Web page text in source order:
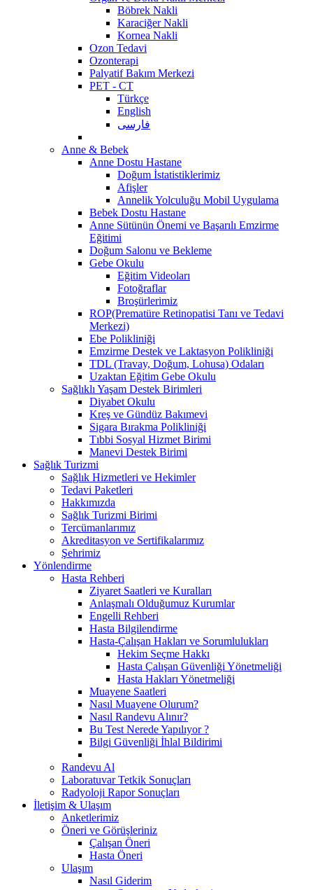
Böbrek Nakli
Karaciğer Nakli
Kornea Nakli
Ozon Tedavi
Ozonterapi
Palyatif Bakım Merkezi
PET - CT
Türkçe
English
فارسی
Anne & Bebek
Anne Dostu Hastane
Doğum İstatistiklerimiz
Afişler
Annelik Yolculuğu Mobil Uygulama
Bebek Dostu Hastane
Anne Sütünün Önemi ve Başarılı Emzirme
Eğitimi
Doğum Salonu ve Bekleme
Gebe Okulu
Eğitim Videoları
Fotoğraflar
Broşürlerimiz
ROP(Prematüre Retinopatisi Tanı ve Tedavi
Merkezi)
Ebe Polikliniği
Emzirme Destek ve Laktasyon Polikliniği
TDL (Travay, Doğum, Lohusa) Odaları
Uzaktan Eğitim Gebe Okulu
Sağlıklı Yaşam Destek Birimleri
Diyabet Okulu
Kreş ve Gündüz Bakımevi
Sigara Bırakma Polikliniği
Tıbbi Sosyal Hizmet Birimi
Manevi Destek Birimi
Sağlık Turizmi
Sağlık Hizmetleri ve Hekimler
Tedavi Paketleri
Hakkımızda
Sağlık Turizmi Birimi
Tercümanlarımız
Akreditasyon ve Sertifikalarımız
Şehrimiz
Yönlendirme
Hasta Rehberi
Ziyaret Saatleri ve Kuralları
Anlaşmalı Olduğumuz Kurumlar
Engelli Rehberi
Hasta Bilgilendirme
Hasta-Çalışan Hakları ve Sorumlulukları
Hekim Seçme Hakkı
Hasta Çalışan Güvenliği Yönetmeliği
Hasta Hakları Yönetmeliği
Muayene Saatleri
Nasıl Muayene Olurum?
Nasıl Randevu Alınır?
Bu Test Nerede Yapılıyor ?
Bilgi Güvenliği İhlal Bildirimi
Randevu Al
Laboratuvar Tetkik Sonuçları
Radyoloji Rapor Sonuçları
İletişim & Ulaşım
Anketlerimiz
Öneri ve Görüşleriniz
Çalışan Öneri
Hasta Öneri
Ulaşım
Nasıl Giderim